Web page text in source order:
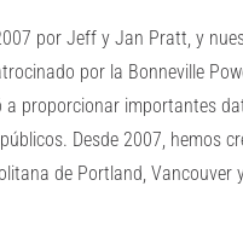
por Jeff y Jan Pratt, y
por la Bonneville
proporcionar importantes
Desde 2007, hemos
de Portland, Vancouver